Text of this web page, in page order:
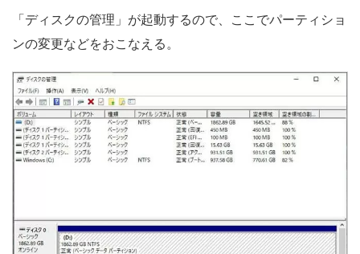
「ディスクの管理」が起動するので、ここでパーティショ
ンの変更などをおこなえる。